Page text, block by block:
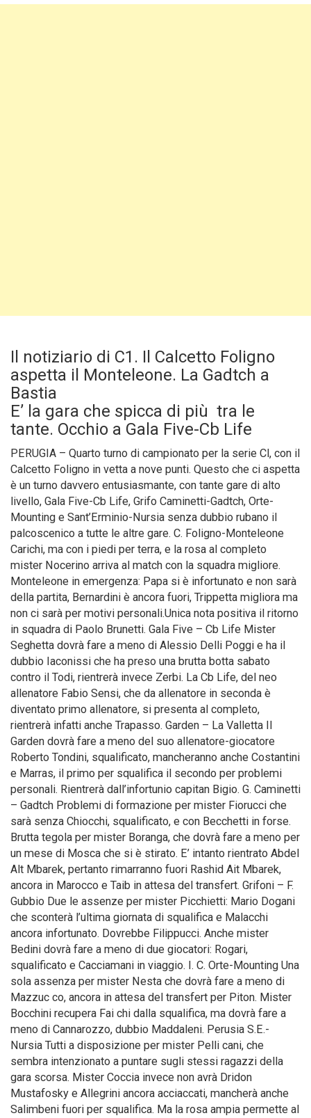
Il notiziario di C1. Il Calcetto Foligno
aspetta il Monteleone. La Gadtch a
Bastia
E’ la gara che spicca di più tra le
tante. Occhio a Gala Five-Cb Life
PERUGIA – Quarto turno di campionato per la serie Cl, con il
Calcetto Foligno in vetta a nove punti. Questo che ci aspetta
è un turno davvero entusiasmante, con tante gare di alto
livello, Gala Five-Cb Life, Grifo Caminetti-Gadtch, Orte-
Mounting e Sant’Erminio-Nursia senza dubbio rubano il
palcoscenico a tutte le altre gare. C. Foligno-Monteleone
Carichi, ma con i piedi per terra, e la rosa al completo
mister Nocerino arriva al match con la squadra migliore.
Monteleone in emergenza: Papa si è infortunato e non sarà
della partita, Bernardini è ancora fuori, Trippetta migliora ma
non ci sarà per motivi personali.Unica nota positiva il ritorno
in squadra di Paolo Brunetti. Gala Five – Cb Life Mister
Seghetta dovrà fare a meno di Alessio Delli Poggi e ha il
dubbio Iaconissi che ha preso una brutta botta sabato
contro il Todi, rientrerà invece Zerbi. La Cb Life, del neo
allenatore Fabio Sensi, che da allenatore in seconda è
diventato primo allenatore, si presenta al completo,
rientrerà infatti anche Trapasso. Garden – La Valletta Il
Garden dovrà fare a meno del suo allenatore-giocatore
Roberto Tondini, squalificato, mancheranno anche Costantini
e Marras, il primo per squalifica il secondo per problemi
personali. Rientrerà dall’infortunio capitan Bigio. G. Caminetti
– Gadtch Problemi di formazione per mister Fiorucci che
sarà senza Chiocchi, squalificato, e con Becchetti in forse.
Brutta tegola per mister Boranga, che dovrà fare a meno per
un mese di Mosca che si è stirato. E’ intanto rientrato Abdel
Alt Mbarek, pertanto rimarranno fuori Rashid Ait Mbarek,
ancora in Marocco e Taib in attesa del transfert. Grifoni – F.
Gubbio Due le assenze per mister Picchietti: Mario Dogani
che sconterà l’ultima giornata di squalifica e Malacchi
ancora infortunato. Dovrebbe Filippucci. Anche mister
Bedini dovrà fare a meno di due giocatori: Rogari,
squalificato e Cacciamani in viaggio. I. C. Orte-Mounting Una
sola assenza per mister Nesta che dovrà fare a meno di
Mazzuc co, ancora in attesa del transfert per Piton. Mister
Bocchini recupera Fai chi dalla squalifica, ma dovrà fare a
meno di Cannarozzo, dubbio Maddaleni. Perusia S.E.-
Nursia Tutti a disposizione per mister Pelli cani, che
sembra intenzionato a puntare sugli stessi ragazzi della
gara scorsa. Mister Coccia invece non avrà Dridon
Mustafosky e Allegrini ancora acciaccati, mancherà anche
Salimbeni fuori per squalifica. Ma la rosa ampia permette al